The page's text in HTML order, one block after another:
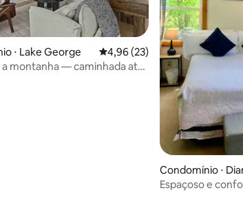
de 5, 101 avaliações
⋅ Lake George 4,96 de uma avaliação média
4,96 (23)
a montanha — caminhada até
Condomínio ⋅
Espaçoso e